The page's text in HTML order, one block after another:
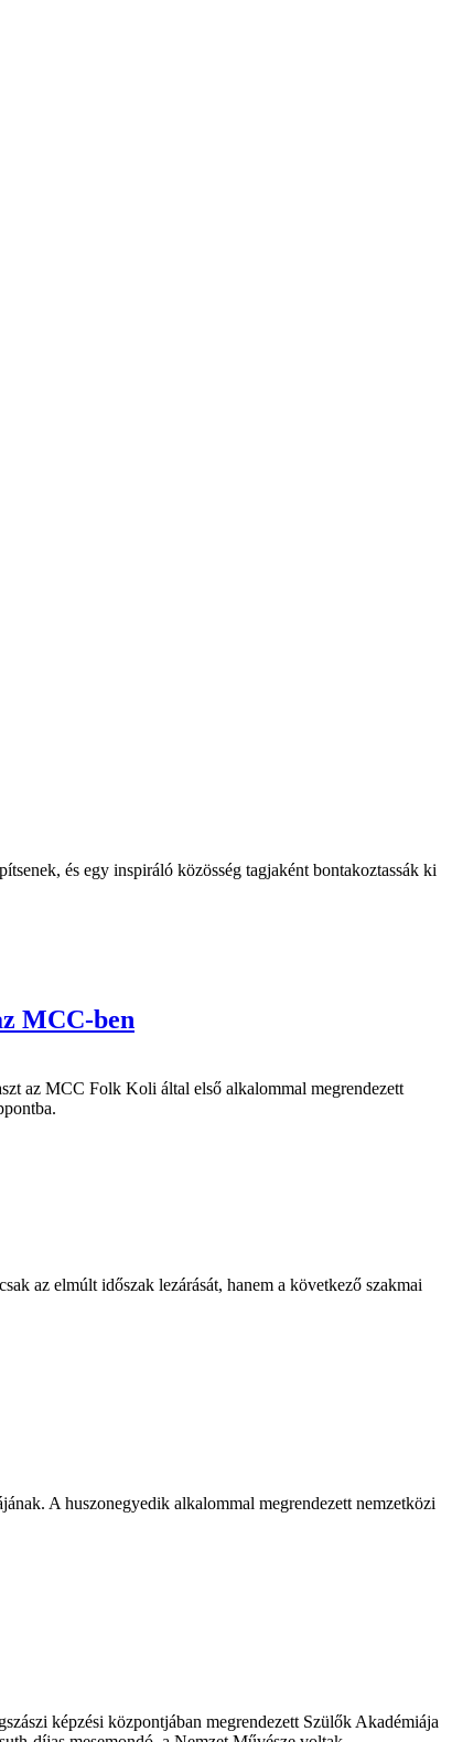
és egy inspiráló közösség tagjaként bontakoztassák ki
MCC-ben
az MCC Folk Koli által első alkalommal megrendezett
az elmúlt időszak lezárását, hanem a következő szakmai
A huszonegyedik alkalommal megrendezett nemzetközi
képzési központjában megrendezett Szülők Akadémiája